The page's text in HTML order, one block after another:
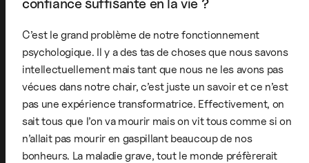
confiance suffisante en la vie ?
C’est le grand problème de notre fonctionnement
psychologique. Il y a des tas de choses que nous savons
intellectuellement mais tant que nous ne les avons pas
vécues dans notre chair, c’est juste un savoir et ce n’est
pas une expérience transformatrice. Effectivement, on
sait tous que l’on va mourir mais on vit tous comme si on
n’allait pas mourir en gaspillant beaucoup de nos
bonheurs. La maladie grave, tout le monde préfèrerait